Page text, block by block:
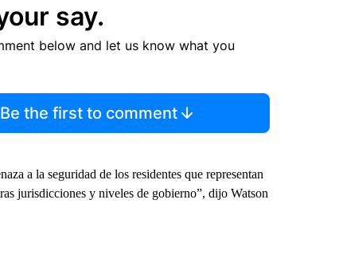
say.
below and let us know what you
Be the first to comment
a la seguridad de los residentes que representan
jurisdicciones y niveles de gobierno”, dijo Watson